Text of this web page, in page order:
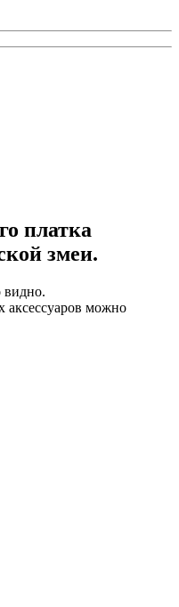
платка
змеи.
видно.
аксессуаров можно